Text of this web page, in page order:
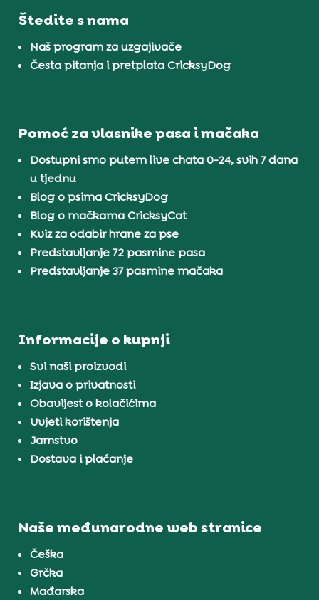
Štedite s nama
Naš program za uzgajivače
Česta pitanja i pretplata CricksyDog
Pomoć za vlasnike pasa i mačaka
Dostupni smo putem live chata 0-24, svih 7 dana
u tjednu
Blog o psima CricksyDog
Blog o mačkama CricksyCat
Kviz za odabir hrane za pse
Predstavljanje 72 pasmine pasa
Predstavljanje 37 pasmine mačaka
Informacije o kupnji
Svi naši proizvodi
Izjava o privatnosti
Obavijest o kolačićima
Uvjeti korištenja
Jamstvo
Dostava i plaćanje
Naše međunarodne web stranice
Češka
Grčka
Mađarska